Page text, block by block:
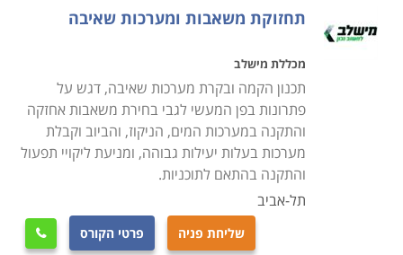
אינסטלציה בבאר שבע, חיפה ובערים גדולות נוספות.
תחזוקת משאבות ומערכות שאיבה
מכללת מישלב
תכנון הקמה ובקרת מערכות שאיבה, דגש על
פתרונות בפן המעשי לגבי בחירת משאבות אחזקה
והתקנה במערכות המים, הניקוז, והביוב וקבלת
מערכות בעלות יעילות גבוהה, ומניעת ליקויי תפעול
והתקנה בהתאם לתוכניות.
תל-אביב
שליחת פניה פרטי הקורס 